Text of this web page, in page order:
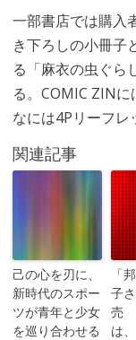
一部書店では購入
き下ろしの小冊子
る「麻衣の虫ぐら
る。COMIC ZIN
なには4Pリーフレ
関連記事
己の心を刃に、
新時代のスポー
ツが青年と少女
を巡り合わせる
「
子
売
は